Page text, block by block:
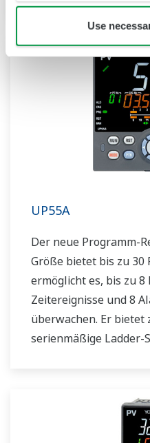
Use
UP55A
Der neue Programm-
Größe bietet bis zu
ermöglicht es, bis zu 8
Zeitereignisse und 8
überwachen. Er bietet
serienmäßige Ladder-